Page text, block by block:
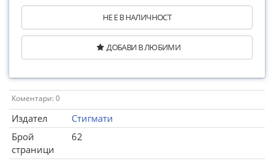
НЕ Е В НАЛИЧНОСТ
ДОБАВИ В ЛЮБИМИ
Коментари: 0
Издател
Стигмати
Брой
страници
62